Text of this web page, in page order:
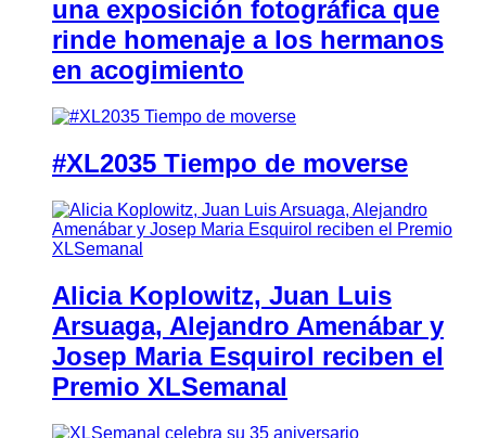
una exposición fotográfica que
rinde homenaje a los hermanos
en acogimiento
#XL2035 Tiempo de moverse
Alicia Koplowitz, Juan Luis
Arsuaga, Alejandro Amenábar y
Josep Maria Esquirol reciben el
Premio XLSemanal